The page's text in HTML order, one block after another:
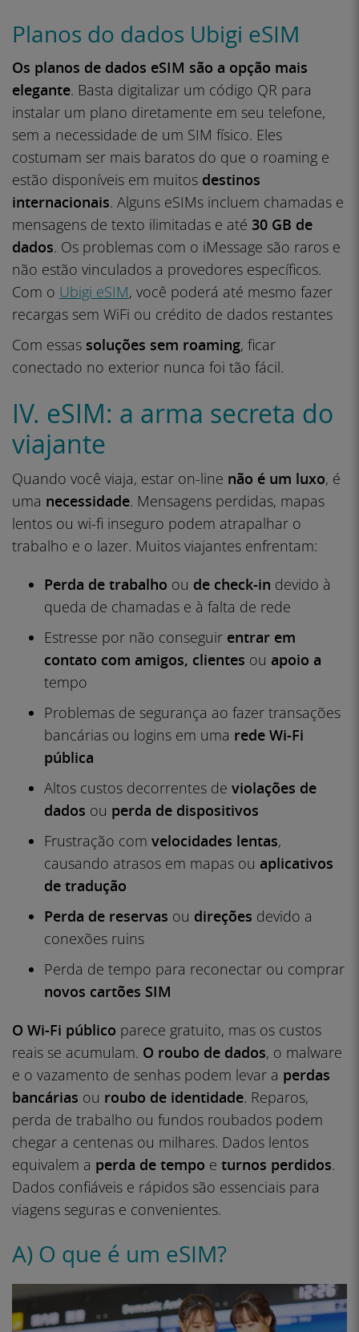
Planos do dados Ubigi eSIM
Os planos de dados eSIM são a opção mais
elegante. Basta digitalizar um código QR para
instalar um plano diretamente em seu telefone,
sem a necessidade de um SIM físico. Eles
costumam ser mais baratos do que o roaming e
estão disponíveis em muitos destinos
internacionais. Alguns eSIMs incluem chamadas e
mensagens de texto ilimitadas e até 30 GB de
dados. Os problemas com o iMessage são raros e
não estão vinculados a provedores específicos.
Com o Ubigi eSIM, você poderá até mesmo fazer
recargas sem WiFi ou crédito de dados restantes
Com essas soluções sem roaming, ficar
conectado no exterior nunca foi tão fácil.
IV. eSIM: a arma secreta do
viajante
Quando você viaja, estar on-line não é um luxo, é
uma necessidade. Mensagens perdidas, mapas
lentos ou wi-fi inseguro podem atrapalhar o
trabalho e o lazer. Muitos viajantes enfrentam:
Perda de trabalho ou de check-in devido à
queda de chamadas e à falta de rede
Estresse por não conseguir entrar em
contato com amigos, clientes ou apoio a
tempo
Problemas de segurança ao fazer transações
bancárias ou logins em uma rede Wi-Fi
pública
Altos custos decorrentes de violações de
dados ou perda de dispositivos
Frustração com velocidades lentas,
causando atrasos em mapas ou aplicativos
de tradução
Perda de reservas ou direções devido a
conexões ruins
Perda de tempo para reconectar ou comprar
novos cartões SIM
O Wi-Fi público parece gratuito, mas os custos
reais se acumulam. O roubo de dados, o malware
e o vazamento de senhas podem levar a perdas
bancárias ou roubo de identidade. Reparos,
perda de trabalho ou fundos roubados podem
chegar a centenas ou milhares. Dados lentos
equivalem a perda de tempo e turnos perdidos.
Dados confiáveis e rápidos são essenciais para
viagens seguras e convenientes.
A) O que é um eSIM?